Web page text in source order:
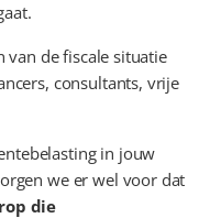
de fiscale situatie
consultants, vrije
in jouw
we er wel voor dat
die